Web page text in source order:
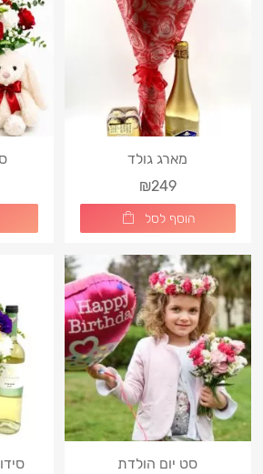
מארג גולד
₪249
הוסף לסל
סט יום הולדת